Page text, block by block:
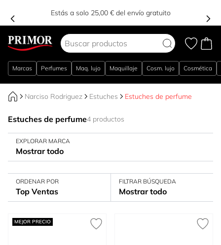
Estás a solo 25,00 € del envío gratuito
Marcas Perfumes Maq. lujo Maquillaje Cosm. lujo Cosmética
Narciso Rodriguez Estuches Estuches de perfume
Estuches de perfume4 productos
EXPLORAR MARCA
Mostrar todo
ORDENAR POR
Top Ventas
FILTRAR BÚSQUEDA
Mostrar todo
MEJOR PRECIO